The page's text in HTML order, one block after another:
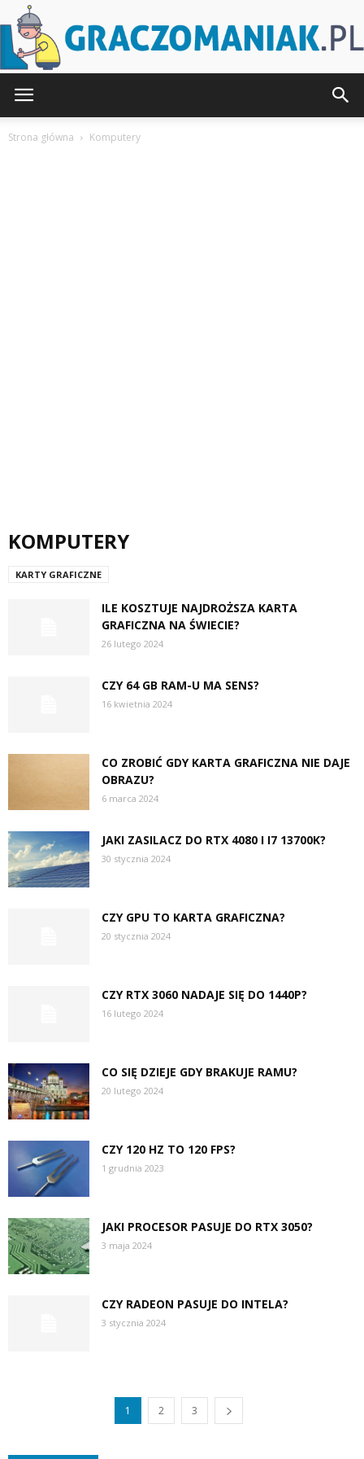
Strona główna Komputery
KOMPUTERY
KARTY GRAFICZNE
ILE KOSZTUJE NAJDROŻSZA KARTA
GRAFICZNA NA ŚWIECIE?
26 lutego 2024
CZY 64 GB RAM-U MA SENS?
16 kwietnia 2024
CO ZROBIĆ GDY KARTA GRAFICZNA NIE DAJE
OBRAZU?
6 marca 2024
JAKI ZASILACZ DO RTX 4080 I I7 13700K?
30 stycznia 2024
CZY GPU TO KARTA GRAFICZNA?
20 stycznia 2024
CZY RTX 3060 NADAJE SIĘ DO 1440P?
16 lutego 2024
CO SIĘ DZIEJE GDY BRAKUJE RAMU?
20 lutego 2024
CZY 120 HZ TO 120 FPS?
1 grudnia 2023
JAKI PROCESOR PASUJE DO RTX 3050?
3 maja 2024
CZY RADEON PASUJE DO INTELA?
3 stycznia 2024
1 2 3